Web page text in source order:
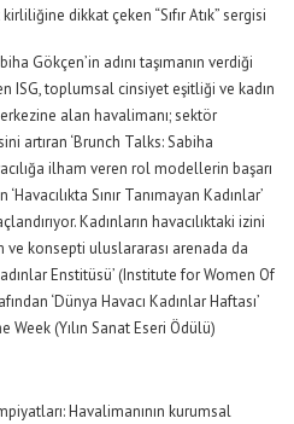
dikkat çeken “Sıfır Atık” sergisi
Gökçen’in adını taşımanın verdiği
ISG, toplumsal cinsiyet eşitliği ve kadın
alan havalimanı; sektör
artıran ‘Brunch Talks: Sabiha
ilham veren rol modellerin başarı
Sınır Tanımayan Kadınlar’
Kadınların havacılıktaki izini
ve konsepti uluslararası arenada da
Enstitüsü’ (Institute for Women Of
‘Dünya Havacı Kadınlar Haftası’
Week (Yılın Sanat Eseri Ödülü)
Havalimanının kurumsal